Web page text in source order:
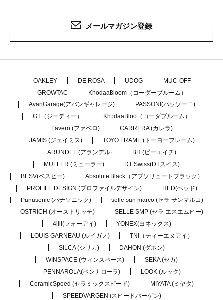
メールマガジン登録
OAKLEY DE ROSA UDOG
MUC-OFF
GROWTAC
KhodaaBloom（コーダーブルーム）
AvanGarage(アバンギャレージ)
PASSONI(パッソーニ)
GT（ジーティー）
KhodaaBloo（コーダブルーム）
Favero (ファベロ)
CARRERA (カレラ)
JAMIS (ジェイミス)
TOYO FRAME (トーヨーフレーム)
ARUNDEL (アランデル)
BH (ビーエイチ)
MULLER (ミューラー)
DT Swiss(DTスイス)
BESV(ベスビー)
Absolute Black（アブソリュートブラック）
PROFILE DESIGN (プロファイルデザイン)
HED(ヘッド)
Panasonic (パナソニック)
selle san marco (セラ サンマルコ)
OSTRICH (オーストリッチ)
SELLE SMP (セラ エスエムピー)
4iiii(フォーアイ)
YONEX(ヨネックス)
LOUIS GARNEAU (ルイガノ)
TNI（ティーエヌアイ）
SILCA (シリカ)
DAHON (ダホン)
WINSPACE (ウィンスペース)
SEKA (セカ)
PENNAROLA(ペンナローラ)
LOOK (ルック)
CeramicSpeed (セラミックスピード)
MIYATA (ミヤタ)
SPEEDVARGEN (スピードバーゲン)